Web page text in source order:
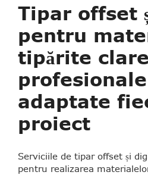
Tipar offset
pentru
tipărite
adaptate
proiect
Serviciile de tipar offset și
pentru realizarea